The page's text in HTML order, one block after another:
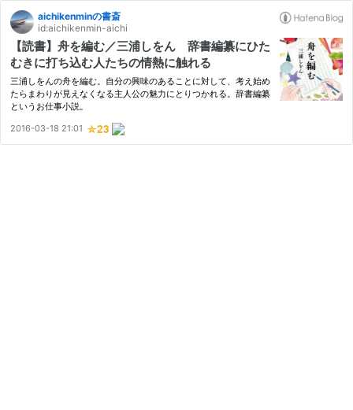
aichikenminの書斎
id:aichikenmin-aichi
【読書】舟を編む／三浦しをん 辞書編纂にひた
むきに打ち込む人たちの情熱に触れる
三浦しをんの舟を編む。自分の興味のあることに対して、考え始め
たらまわりが見えなくなる主人公の魅力にとりつかれる。辞書編纂
というお仕事小説。
2016-03-18 21:01